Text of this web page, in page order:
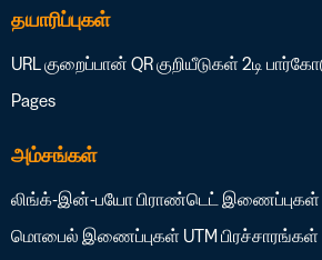
தயாரிப்புகள்
URL குறைப்பான் QR குறியீடுகள் 2டி
Pages
அம்சங்கள்
லிங்க்-இன்-பயோபிராண்டெட் இணைப்புகள்
மொபைல் இணைப்புகள் UTM பிரச்சாரங்கள்